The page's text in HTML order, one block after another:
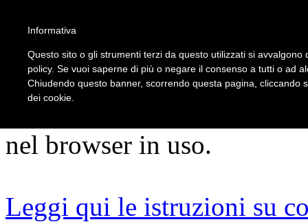
ATTENZIONE!!!
nel browser in uso.
Leggi qui le istruzioni su
Informativa
Questo sito o gli strumenti terzi da questo utilizzati si
policy. Se vuoi saperne di più o negare il consenso a tutti o ad
Chiudendo questo banner, scorrendo questa pagina, cliccando
dei cookie.